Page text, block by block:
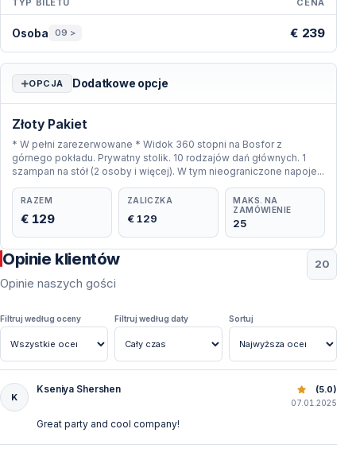
Osoba 09 > € 239
OPCJA Dodatkowe opcje
Złoty Pakiet
* W pełni zarezerwowane * Widok 360 stopni na Bosfor z
górnego pokładu. Prywatny stolik. 10 rodzajów dań głównych. 1
szampan na stół (2 osoby i więcej). W tym nieograniczone napoje...
RAZEM
€ 129
ZALICZKA
€ 129
MAKS. NA
ZAMÓWIENIE
25
Opinie klientów
Opinie naszych gości
20
Filtruj według oceny Filtruj według daty Sortuj
Rejs Sylwestrowy po Bosforze: Kolacja, Muzyka i
K
Kseniya Shershen (5.0)
07.01.2025
Great party and cool company!